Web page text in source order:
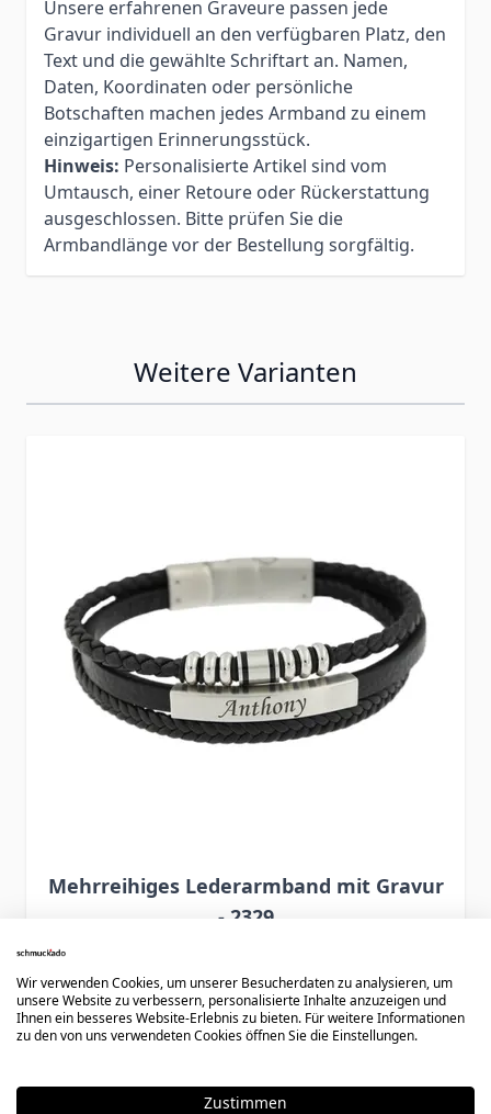
Unsere erfahrenen Graveure passen jede
Gravur individuell an den verfügbaren Platz, den
Text und die gewählte Schriftart an. Namen,
Daten, Koordinaten oder persönliche
Botschaften machen jedes Armband zu einem
einzigartigen Erinnerungsstück.
Hinweis: Personalisierte Artikel sind vom
Umtausch, einer Retoure oder Rückerstattung
ausgeschlossen. Bitte prüfen Sie die
Armbandlänge vor der Bestellung sorgfältig.
Weitere Varianten
Mehrreihiges Lederarmband mit Gravur
- 2329
49,90 €
Wir verwenden Cookies, um unserer Besucherdaten zu analysieren, um
unsere Website zu verbessern, personalisierte Inhalte anzuzeigen und
Ihnen ein besseres Website-Erlebnis zu bieten. Für weitere Informationen
zu den von uns verwendeten Cookies öffnen Sie die Einstellungen.
Zustimmen